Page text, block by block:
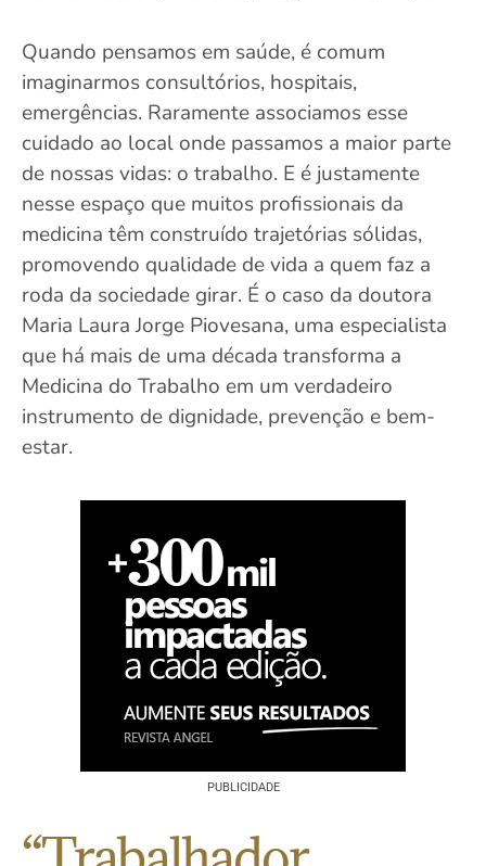
Quando pensamos em saúde, é comum
imaginarmos consultórios, hospitais,
emergências. Raramente associamos esse
cuidado ao local onde passamos a maior parte
de nossas vidas: o trabalho. E é justamente
nesse espaço que muitos profissionais da
medicina têm construído trajetórias sólidas,
promovendo qualidade de vida a quem faz a
roda da sociedade girar. É o caso da doutora
Maria Laura Jorge Piovesana, uma especialista
que há mais de uma década transforma a
Medicina do Trabalho em um verdadeiro
instrumento de dignidade, prevenção e bem-
estar.
PUBLICIDADE